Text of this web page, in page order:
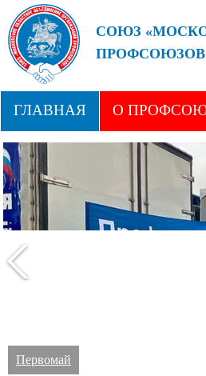
СОЮЗ
ГЛАВНАЯ О
СТРУКТУРА
Первомай